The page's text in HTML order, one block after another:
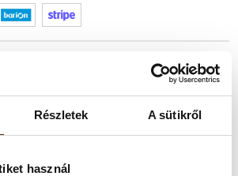
Részletek A sütikről
használ
aromák, a karakteres kávéélmény